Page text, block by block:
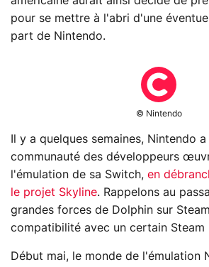
pour se mettre à l'abri d'une
part de Nintendo.
© Nintendo
Il y a quelques semaines, Nintendo
communauté des développeurs
l'émulation de sa Switch, en
le projet Skyline. Rappelons au
grandes forces de Dolphin sur
compatibilité avec un certain Steam
Début mai, le monde de l'émulation